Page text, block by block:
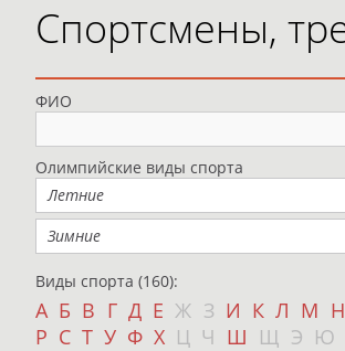
Спортсмены,
ФИО
Олимпийские виды спорта
Летние
Зимние
Виды спорта (160):
А Б В Г Д Е Ж З И К Л М Н
Р С Т У Ф Х Ц Ч Ш Щ Э Ю